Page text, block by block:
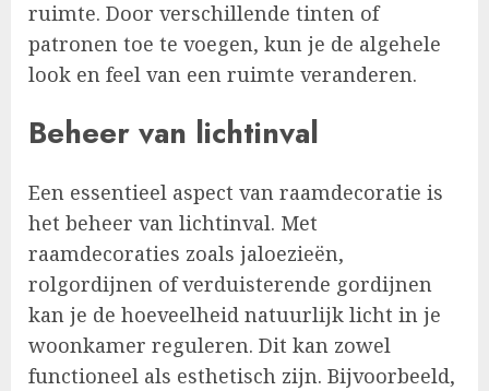
ruimte. Door verschillende tinten of
patronen toe te voegen, kun je de algehele
look en feel van een ruimte veranderen.
Beheer van lichtinval
Een essentieel aspect van raamdecoratie is
het beheer van lichtinval. Met
raamdecoraties zoals jaloezieën,
rolgordijnen of verduisterende gordijnen
kan je de hoeveelheid natuurlijk licht in je
woonkamer reguleren. Dit kan zowel
functioneel als esthetisch zijn. Bijvoorbeeld,